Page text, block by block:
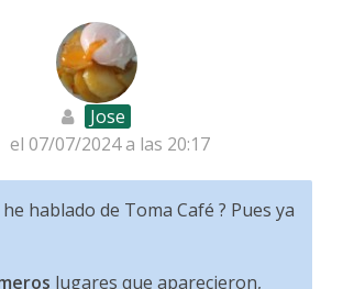
Jose
el 07/07/2024 a las 20:17
he hablado de Toma Café ? Pues ya
lugares que aparecieron,